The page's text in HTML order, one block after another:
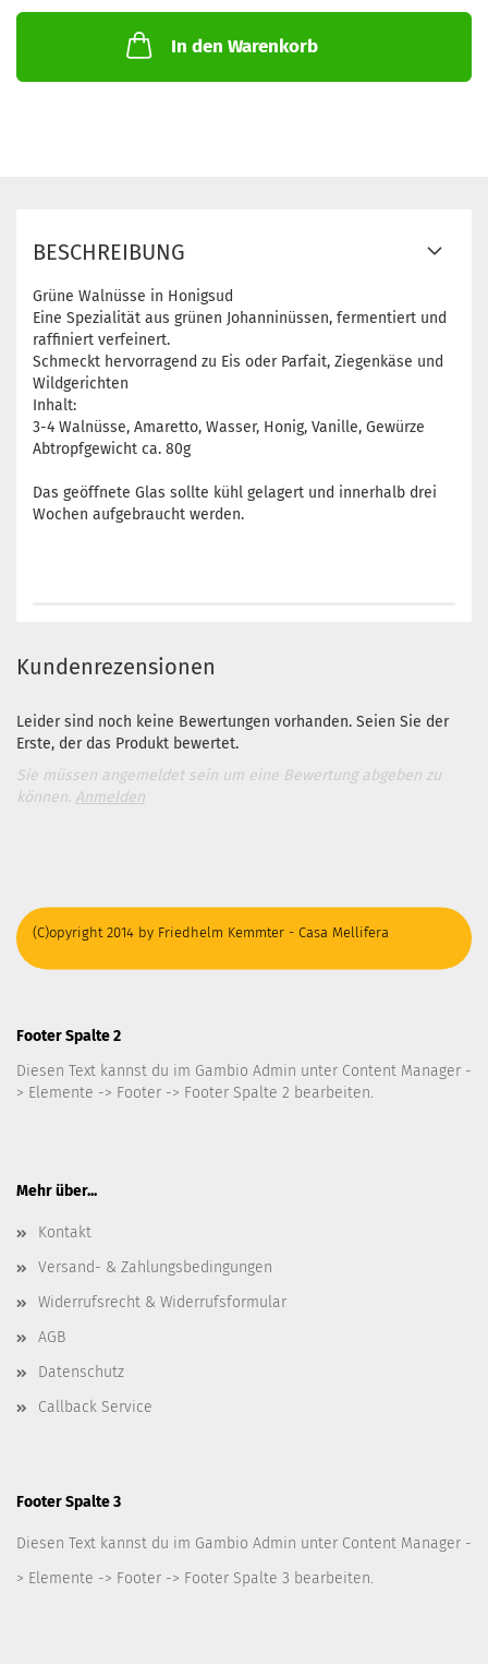
In den Warenkorb
BESCHREIBUNG
Grüne Walnüsse in Honigsud
Eine Spezialität aus grünen Johanninüssen, fermentiert und
raffiniert verfeinert.
Schmeckt hervorragend zu Eis oder Parfait, Ziegenkäse und
Wildgerichten
Inhalt:
3-4 Walnüsse, Amaretto, Wasser, Honig, Vanille, Gewürze
Abtropfgewicht ca. 80g
Das geöffnete Glas sollte kühl gelagert und innerhalb drei
Wochen aufgebraucht werden.
Kundenrezensionen
Leider sind noch keine Bewertungen vorhanden. Seien Sie der
Erste, der das Produkt bewertet.
Sie müssen angemeldet sein um eine Bewertung abgeben zu
können. Anmelden
(C)opyright 2014 by Friedhelm Kemmter - Casa Mellifera
Footer Spalte 2
Diesen Text kannst du im Gambio Admin unter Content Manager -
> Elemente -> Footer -> Footer Spalte 2 bearbeiten.
Mehr über...
Kontakt
Versand- & Zahlungsbedingungen
Widerrufsrecht & Widerrufsformular
AGB
Datenschutz
Callback Service
Footer Spalte 3
Diesen Text kannst du im Gambio Admin unter Content Manager -
> Elemente -> Footer -> Footer Spalte 3 bearbeiten.